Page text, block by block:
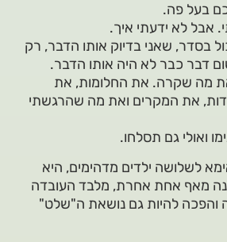
בעל פה.
אבל לא ידעתי איך.
בסדר, שאני בדיוק אותו הדבר, רק
דבר כבר לא היה אותו הדבר.
מה שקרה. את החלומות, את
את המקרים ואת מה שהרגשתי
ואולי גם תסלחו.
לשלושה ילדים מדהימים, היא
מאף אחת אחרת, מלבד העובדה
והפכה להיות גם נושאת ה"שלט"